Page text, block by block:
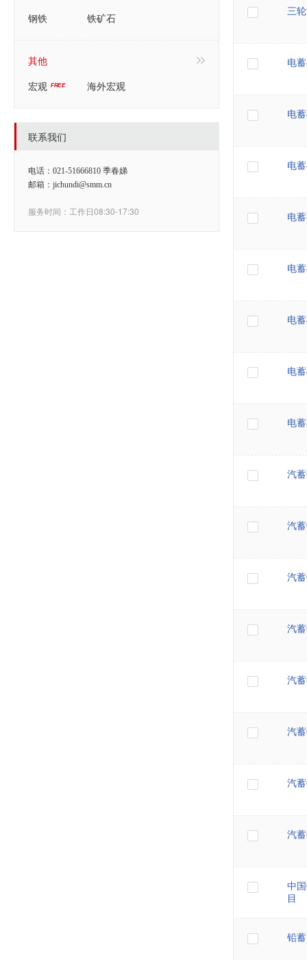
钢铁
铁矿石
其他
宏观
海外宏观
联系我们
电话：021-51666810 季春娣
邮箱：jichundi@smm.cn
服务时间：工作日08:30-17:30
三
电
电
电
电
电
电
电
电
汽
汽
汽
汽
汽
汽
汽
汽
中
目
铅